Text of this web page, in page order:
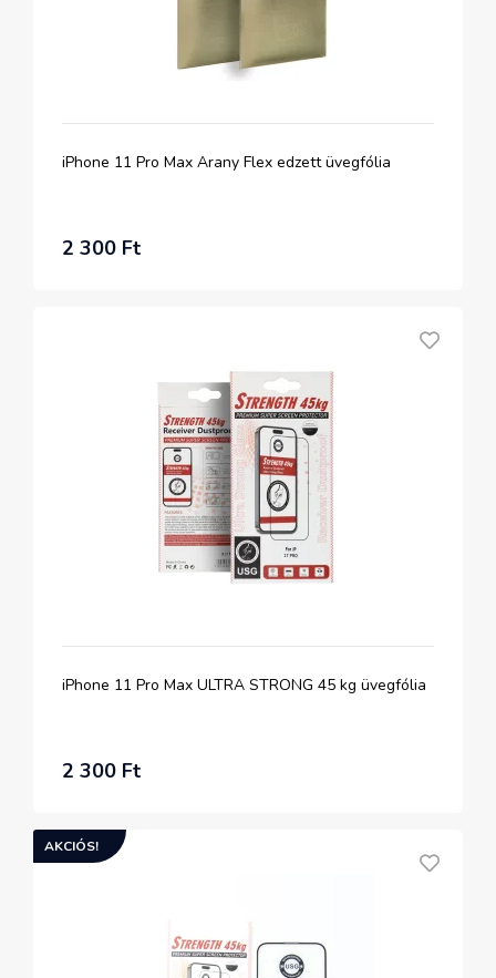
iPhone 11 Pro Max Arany Flex edzett üvegfólia
2 300 Ft
iPhone 11 Pro Max ULTRA STRONG 45 kg üvegfólia
2 300 Ft
AKCIÓS!